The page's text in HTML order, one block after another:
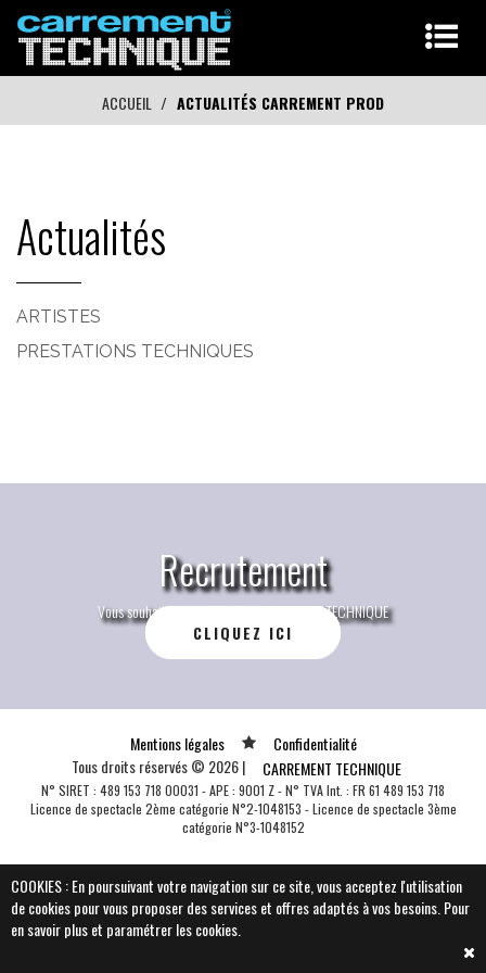
ACCUEIL ACTUALITÉS CARREMENT PROD
Actualités
ARTISTES
PRESTATIONS TECHNIQUES
Recrutement
Vous souhaitez postuler chez CARREMENT TECHNIQUE
CLIQUEZ ICI
Vous souhaitez plus
d'informations sur CARREMENT
TECHNIQUE
Mentions légales
Confidentialité
Tous droits réservés © 2026 |
CARREMENT TECHNIQUE
N° SIRET : 489 153 718 00031 - APE : 9001 Z - N° TVA Int. : FR 61 489 153 718
Licence de spectacle 2ème catégorie N°2-1048153 - Licence de spectacle 3ème
catégorie N°3-1048152
COOKIES : En poursuivant votre navigation sur ce site, vous acceptez l'utilisation
de cookies pour vous proposer des services et offres adaptés à vos besoins. Pour
en savoir plus et paramétrer les cookies.